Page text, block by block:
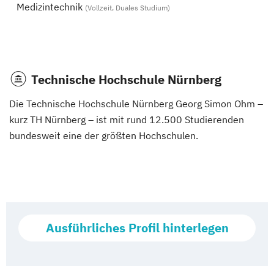
Medizintechnik (Vollzeit, Duales Studium)
Technische Hochschule Nürnberg
Die Technische Hochschule Nürnberg Georg Simon Ohm –
kurz TH Nürnberg – ist mit rund 12.500 Studierenden
bundesweit eine der größten Hochschulen.
Ausführliches Profil hinterlegen